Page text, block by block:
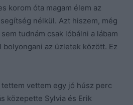
korom óta magam élem az
nélkül. Azt hiszem, még
tudnám csak lóbálni a lábam
bolyongani az üzletek között. Ez
vettem egy jó húsz perc
közepette Sylvia és Erik